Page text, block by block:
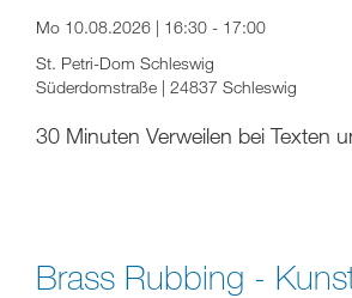
Mo 10.08.2026 | 16:30 - 17:00
St. Petri-Dom Schleswig
Süderdomstraße | 24837 Schleswig
30 Minuten Verweilen bei Texten
Brass Rubbing -